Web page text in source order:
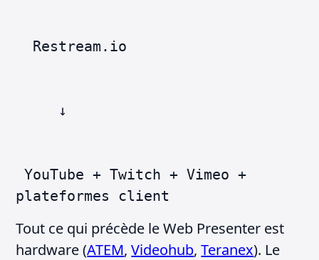
Restream.io
↓
YouTube + Twitch + Vimeo +
plateformes client
Tout ce qui précède le Web Presenter est
hardware (ATEM,Videohub,Teranex). Le